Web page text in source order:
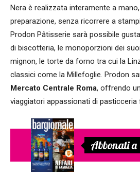
Nera è realizzata interamente a
preparazione, senza ricorrere a
Prodon Pâtisserie sarà possibile
di biscotteria, le monoporzioni dei
mignon, le torte da forno tra cui la
classici come la Millefoglie. Prodon
Mercato Centrale Roma, offrendo
viaggiatori appassionati di pasticceria
Abbonati